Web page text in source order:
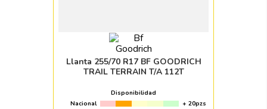
Llanta 255/70 R17 BF GOODRICH
TRAIL TERRAIN T/A 112T
Disponibilidad
Nacional
+ 20pzs